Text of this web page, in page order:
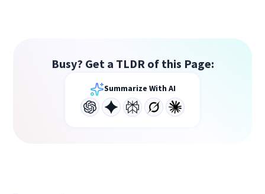
Busy? Get a TLDR of this Page:
Summarize With AI